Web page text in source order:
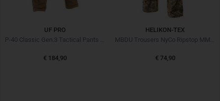
UF PRO
€ 184,90
HELIKON-TEX
€ 74,90